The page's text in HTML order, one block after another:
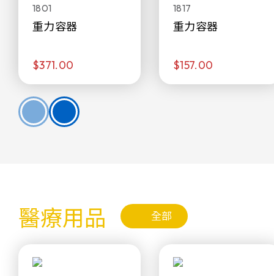
1801
重力容器
$371.00
1817
重力容器
$157.00
醫療用品 全部